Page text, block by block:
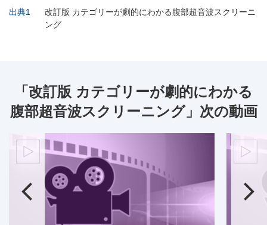
出典1
改訂版 カテゴリーが劇的にわかる腹部超音波スクリーニ
ング
「改訂版 カテゴリーが劇的にわかる
腹部超音波スクリーニング」次の動画